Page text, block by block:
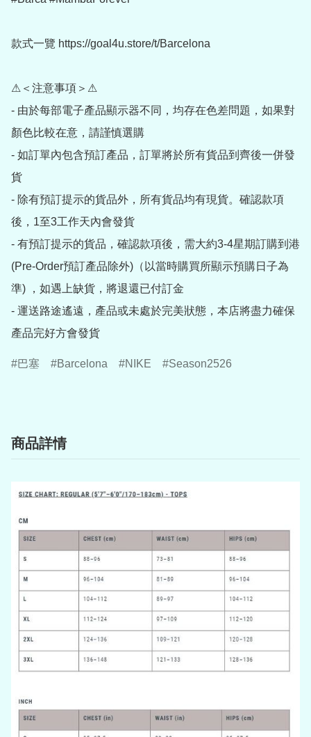
款式一覽 https://goal4u.store/t/Barcelona
⚠＜注意事項＞⚠
- 由於每部電子產品顯示器不同，均存在色差問題，如果對
顏色比較在意，請謹慎選購
- 如訂單內包含預訂產品，訂單將於所有貨品到齊後一併發
貨
- 除有預訂提示的貨品外，所有貨品均有現貨。確認款項
後，1至3工作天內會發貨
- 有預訂提示的貨品，確認款項後，需大約3-4星期訂購到港
(Pre-Order預訂產品除外)（以當時購買所顯示預購日子為
準) ，如遇上缺貨，將退還已付訂金
- 運送路途遙遠，產品或未處於完美狀態，本店將盡力確保
產品完好方會發貨
巴塞 Barcelona NIKE Season2526
商品詳情